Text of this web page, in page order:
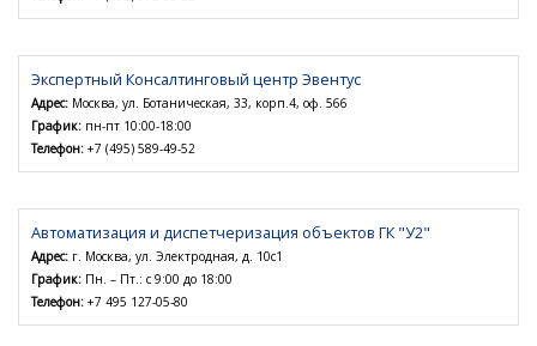
Экспертный Консалтинговый центр Эвентус
Адрес: Москва, ул. Ботаническая, 33, корп.4, оф. 566
График: пн-пт 10:00-18:00
Телефон: +7 (495) 589-49-52
Автоматизация и диспетчеризация объектов ГК "У2"
Адрес: г. Москва, ул. Электродная, д. 10с1
График: Пн. – Пт.: с 9:00 до 18:00
Телефон: +7 495 127-05-80